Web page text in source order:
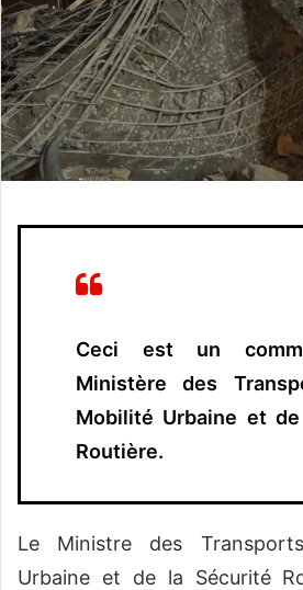
u
n
c
o
u
r
r
Ceci est un
Ministère des
Mobilité Urbaine et
Routière.
Le Ministre des
Urbaine et de la Sécurité